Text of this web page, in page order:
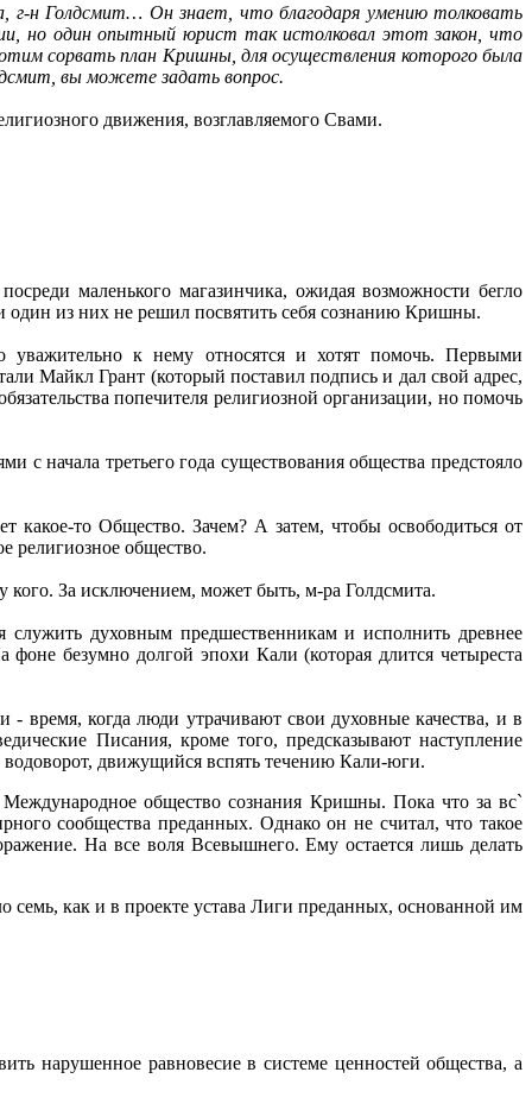
г-н Голдсмит… Он знает, что благодаря умению толковать
но один опытный юрист так истолковал этот закон, что
сорвать план Кришны, для осуществления которого была
вы можете задать вопрос.
движения, возглавляемого Свами.
маленького магазинчика, ожидая возможности бегло
один из них не решил посвятить себя сознанию Кришны.
уважительно к нему относятся и хотят помочь. Первыми
Майкл Грант (который поставил подпись и дал свой адрес,
попечителя религиозной организации, но помочь
с начала третьего года существования общества предстояло
то Общество. Зачем? А затем, чтобы освободиться от
религиозное общество.
кого. За исключением, может быть, м-ра Голдсмита.
духовным предшественникам и исполнить древнее
безумно долгой эпохи Кали (которая длится четыреста
- время, когда люди утрачивают свои духовные качества, и в
Писания, кроме того, предсказывают наступление
водоворот, движущийся вспять течению Кали-юги.
общество сознания Кришны. Пока что за вс`
сообщества преданных. Однако он не считал, что такое
На все воля Всевышнего. Ему остается лишь делать
как и в проекте устава Лиги преданных, основанной им
нарушенное равновесие в системе ценностей общества, а